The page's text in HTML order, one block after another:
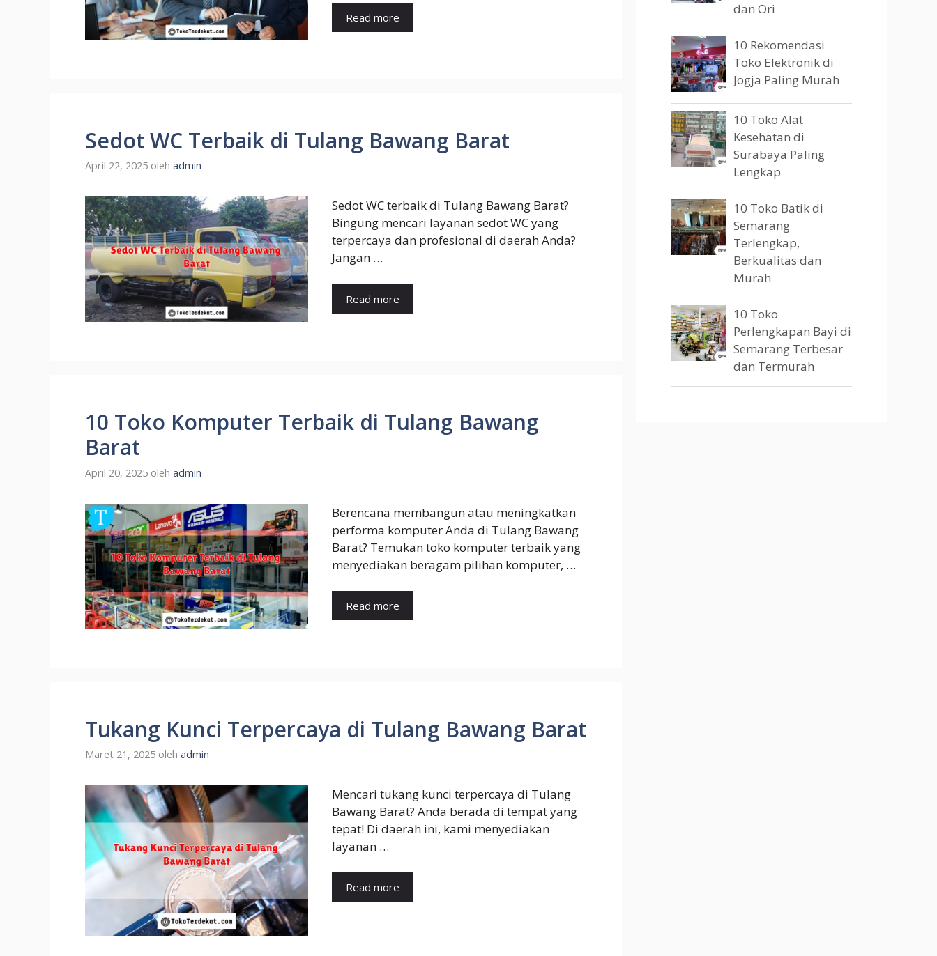
Read more
Sedot WC Terbaik di Tulang Bawang Barat
April 22, 2025 oleh admin
Sedot WC terbaik di Tulang Bawang Barat?
Bingung mencari layanan sedot WC yang
terpercaya dan profesional di daerah Anda?
Jangan …
Read more
10 Toko Komputer Terbaik di Tulang Bawang
Barat
April 20, 2025 oleh admin
Berencana membangun atau meningkatkan
performa komputer Anda di Tulang Bawang
Barat? Temukan toko komputer terbaik yang
menyediakan beragam pilihan komputer, …
Read more
Tukang Kunci Terpercaya di Tulang Bawang Barat
Maret 21, 2025 oleh admin
Mencari tukang kunci terpercaya di Tulang
Bawang Barat? Anda berada di tempat yang
tepat! Di daerah ini, kami menyediakan
layanan …
Read more
dan Ori
10 Rekomendasi
Toko Elektronik di
Jogja Paling Murah
10 Toko Alat
Kesehatan di
Surabaya Paling
Lengkap
10 Toko Batik di
Semarang
Terlengkap,
Berkualitas dan
Murah
10 Toko
Perlengkapan Bayi di
Semarang Terbesar
dan Termurah